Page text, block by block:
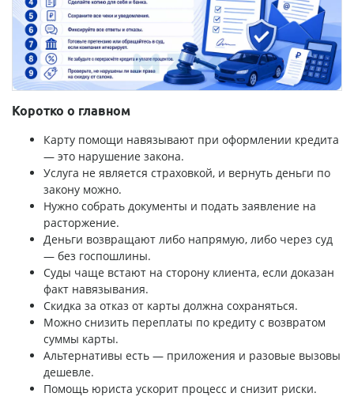
Коротко о главном
Карту помощи навязывают при оформлении кредита
— это нарушение закона.
Услуга не является страховкой, и вернуть деньги по
закону можно.
Нужно собрать документы и подать заявление на
расторжение.
Деньги возвращают либо напрямую, либо через суд
— без госпошлины.
Суды чаще встают на сторону клиента, если доказан
факт навязывания.
Скидка за отказ от карты должна сохраняться.
Можно снизить переплаты по кредиту с возвратом
суммы карты.
Альтернативы есть — приложения и разовые вызовы
дешевле.
Помощь юриста ускорит процесс и снизит риски.